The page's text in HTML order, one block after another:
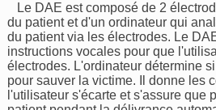
Le DAE est composé de 2
du patient et d'un ordinateur qui
du patient via les électrodes. Le
instructions vocales pour que
électrodes. L'ordinateur détermine
pour sauver la victime. Il donne les
l'utilisateur s'écarte et s'assure que